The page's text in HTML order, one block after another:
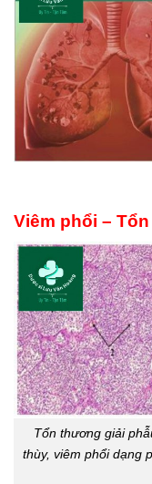
Viêm phổi –
Tổn thương giải
thùy, viêm phổi dạng